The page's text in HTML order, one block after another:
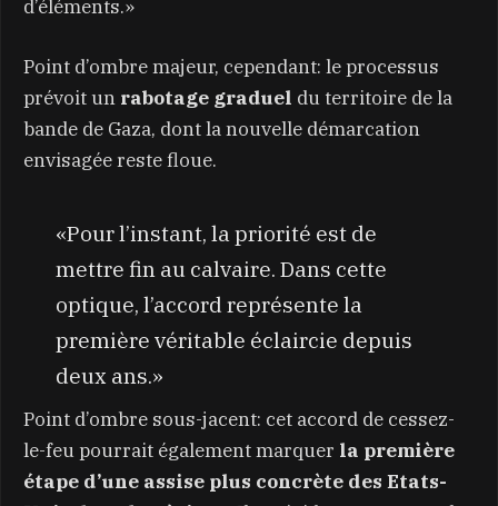
d’éléments.»
Point d’ombre majeur, cependant: le processus
prévoit un rabotage graduel du territoire de la
bande de Gaza, dont la nouvelle démarcation
envisagée reste floue.
«Pour l’instant, la priorité est de
mettre fin au calvaire. Dans cette
optique, l’accord représente la
première véritable éclaircie depuis
deux ans.»
Point d’ombre sous-jacent: cet accord de cessez-
le-feu pourrait également marquer la première
étape d’une assise plus concrète des Etats-